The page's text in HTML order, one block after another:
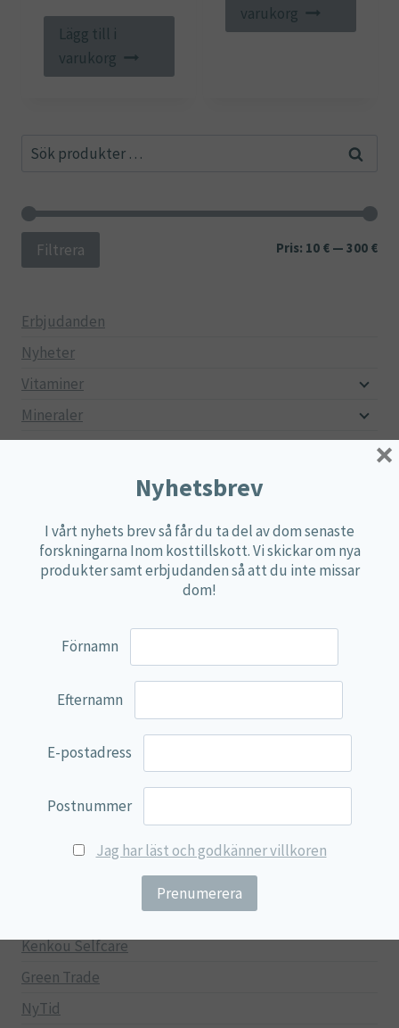
Lägg till i
varukorg
varukorg
Sök
Sök
Min
Filtrera Pris: 10 € — 300 €
Erbjudanden
Nyheter
Vitaminer
Mineraler
Aminosyror
Matsmältningsenzymer
Alger
Övriga kosttillskott
EVP Nutrition
Reviva Nutrition
Svenska Örtmedicinska Institutet
Kenkou Selfcare
Green Trade
NyTid
Nyhetsbrev
I vårt nyhets brev så får du ta del av dom senaste
forskningarna Inom kosttillskott. Vi skickar om nya
produkter samt erbjudanden så att du inte missar
dom!
Förnamn
Efternamn
E-postadress
Postnummer
Jag har läst och godkänner villkoren
×